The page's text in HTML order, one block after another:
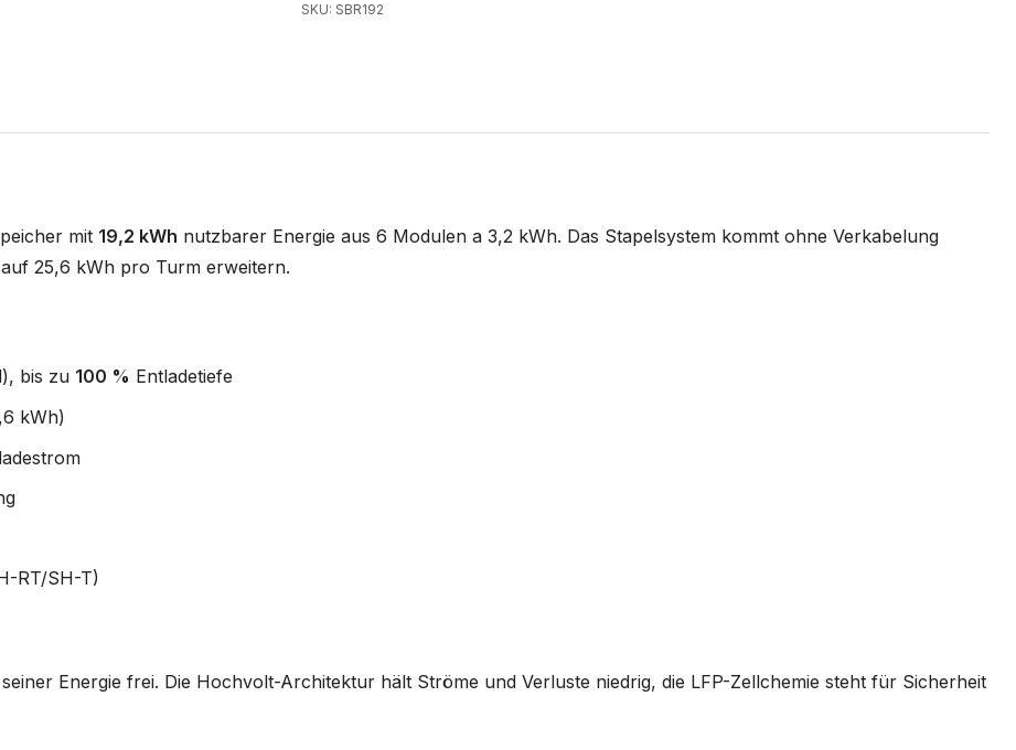
SKU: SBR192
mit 19,2 kWh nutzbarer Energie aus 6 Modulen a 3,2 kWh. Das Stapelsystem kommt ohne Verkabelung
25,6 kWh pro Turm erweitern.
bis zu 100 % Entladetiefe
kWh)
RT/SH-T)
Energie frei. Die Hochvolt-Architektur hält Ströme und Verluste niedrig, die LFP-Zellchemie steht für Sicherheit